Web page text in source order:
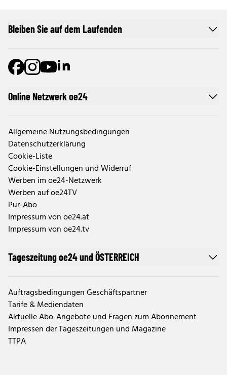
Online Netzwerk oe24
Allgemeine Nutzungsbedingungen
Datenschutzerklärung
Cookie-Liste
Cookie-Einstellungen und Widerruf
Werben im oe24-Netzwerk
Werben auf oe24TV
Pur-Abo
Impressum von oe24.at
Impressum von oe24.tv
Tageszeitung oe24 und ÖSTERREICH
Auftragsbedingungen Geschäftspartner
Tarife & Mediendaten
Aktuelle Abo-Angebote und Fragen zum Abonnement
Impressen der Tageszeitungen und Magazine
TTPA
Bleiben Sie auf dem Laufenden